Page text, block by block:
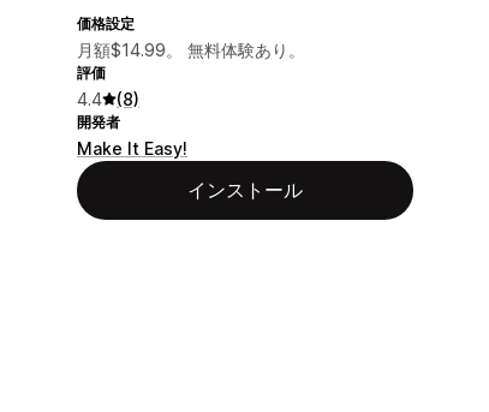
価格設定
月額$14.99。 無料体験あり。
評価
4.4 (8)
開発者
Make It Easy!
インストール